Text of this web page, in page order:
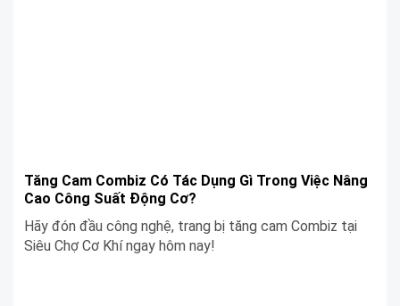
Tăng Cam Combiz Có Tác Dụng Gì Trong Việc Nâng
Cao Công Suất Động Cơ?
Hãy đón đầu công nghệ, trang bị tăng cam Combiz tại
Siêu Chợ Cơ Khí ngay hôm nay!